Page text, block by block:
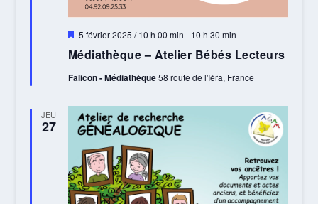
Médiathèque – Atelier Bébés Lecteurs
Mis
avant
5 février 2025 / 10 h 00 min - 10 h 30 min
Falicon - Médiathèque58 route de l'Iéra, France
JEU
27